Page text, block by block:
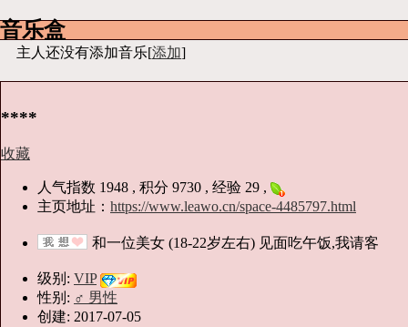
音乐盒
主人还没有添加音乐[添加]
****
收藏
人气指数 1948 , 积分 9730 , 经验 29 ,
主页地址： https://www.leawo.cn/space-4485797.html
和一位美女 (18-22岁左右) 见面吃午饭,我请客
级别: VIP
性别: ♂ 男性
创建: 2017-07-05